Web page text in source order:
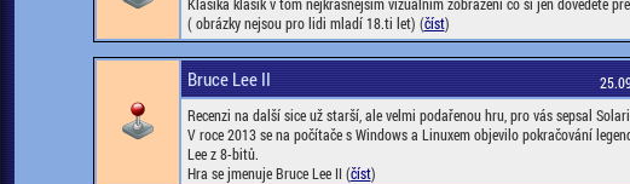
( obrázky nejsou pro lidi mladí 18.ti let) (číst)
Bruce Lee II
Recenzi na další sice už starší, ale velmi podařenou hru, pro vás sepsal
V roce 2013 se na počítače s Windows a Linuxem objevilo pokračování
Lee z 8-bitů.
Hra se jmenuje Bruce Lee II (číst)